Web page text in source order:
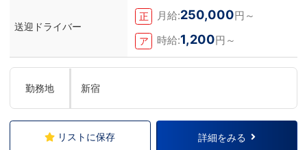
送迎ドライバー
正 月給:250,000円～
ア 時給:1,200円～
勤務地 新宿
リストに保存 詳細をみる